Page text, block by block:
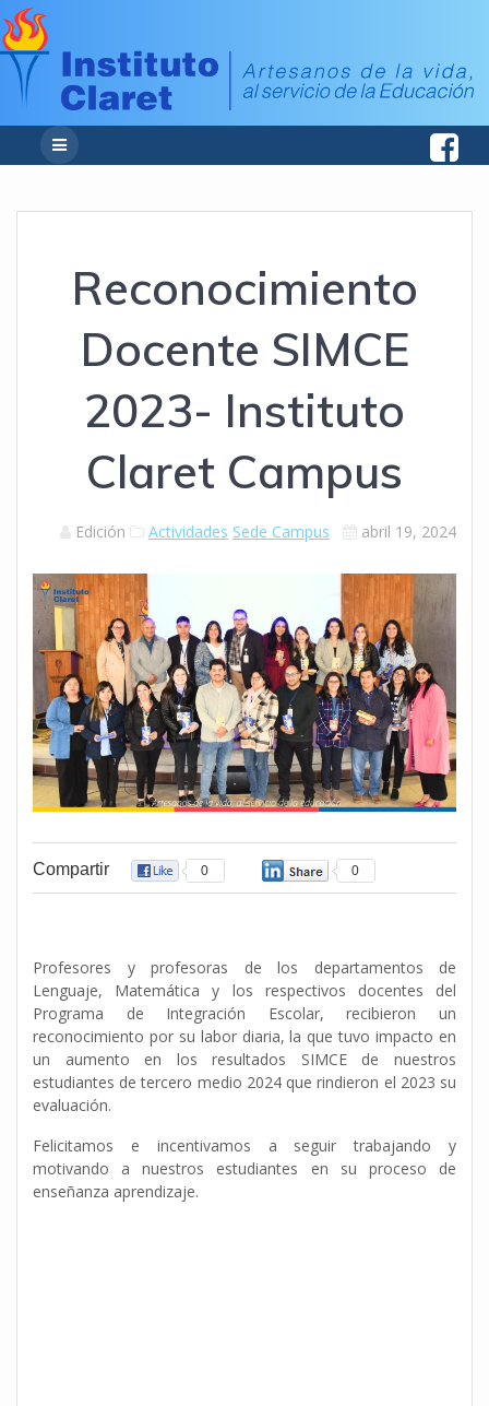
Reconocimiento
Docente SIMCE
2023- Instituto
Claret Campus
Edición Actividades Sede Campus abril 19, 2024
Compartir 0 0
Profesores y profesoras de los departamentos de
Lenguaje, Matemática y los respectivos docentes del
Programa de Integración Escolar, recibieron un
reconocimiento por su labor diaria, la que tuvo impacto en
un aumento en los resultados SIMCE de nuestros
estudiantes de tercero medio 2024 que rindieron el 2023 su
evaluación.
Felicitamos e incentivamos a seguir trabajando y
motivando a nuestros estudiantes en su proceso de
enseñanza aprendizaje.